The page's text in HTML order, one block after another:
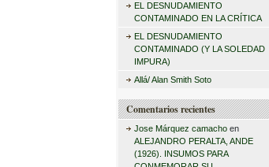
r
EL DESNUDAMIENTO
CONTAMINADO EN LA CRÍTICA
EL DESNUDAMIENTO
CONTAMINADO (Y LA SOLEDAD
IMPURA)
Allá/ Alan Smith Soto
Comentarios recientes
Jose Márquez camachoen
ALEJANDRO PERALTA, ANDE
(1926). INSUMOS PARA